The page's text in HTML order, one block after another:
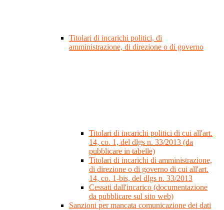
Titolari di incarichi politici, di
amministrazione, di direzione o di governo
Titolari di incarichi politici di cui all'art.
14, co. 1, del dlgs n. 33/2013 (da
pubblicare in tabelle)
Titolari di incarichi di amministrazione,
di direzione o di governo di cui all'art.
14, co. 1-bis, del dlgs n. 33/2013
Cessati dall'incarico (documentazione
da pubblicare sul sito web)
Sanzioni per mancata comunicazione dei dati